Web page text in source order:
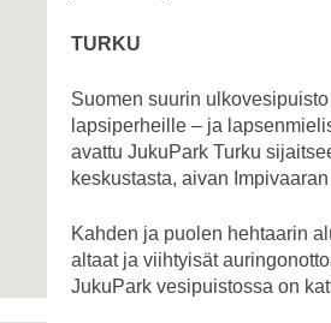
TURKU
Suomen suurin
lapsiperheille – ja
avattu JukuPark Turku
keskustasta, aivan
Kahden ja puolen hehtaarin
altaat ja viihtyisät
JukuPark vesipuistossa on